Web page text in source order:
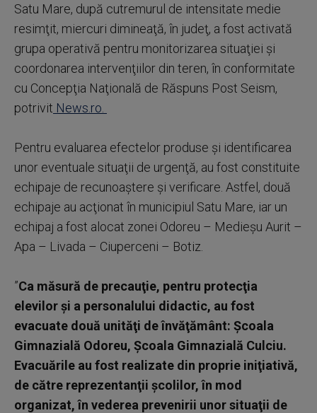
Satu Mare, după cutremurul de intensitate medie
resimţit, miercuri dimineaţă, în judeţ, a fost activată
grupa operativă pentru monitorizarea situaţiei şi
coordonarea intervenţiilor din teren, în conformitate
cu Concepţia Naţională de Răspuns Post Seism,
potrivit News.ro.
Pentru evaluarea efectelor produse şi identificarea
unor eventuale situaţii de urgenţă, au fost constituite
echipaje de recunoaştere şi verificare. Astfel, două
echipaje au acţionat în municipiul Satu Mare, iar un
echipaj a fost alocat zonei Odoreu – Medieşu Aurit –
Apa – Livada – Ciuperceni – Botiz.
”Ca măsură de precauţie, pentru protecţia
elevilor şi a personalului didactic, au fost
evacuate două unităţi de învăţământ: Şcoala
Gimnazială Odoreu, Şcoala Gimnazială Culciu.
Evacuările au fost realizate din proprie iniţiativă,
de către reprezentanţii şcolilor, în mod
organizat, în vederea prevenirii unor situaţii de